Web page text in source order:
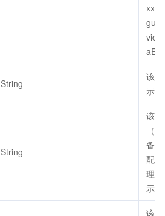
String
该
示
String
该
（
备
配
理。
示
该